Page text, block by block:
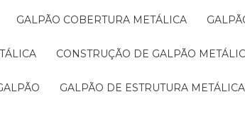
GALPÃO COBERTURA METÁLICA
CONSTRUÇÃO DE GALPÃO
GALPÃO DE ESTRUTURA METÁLICA